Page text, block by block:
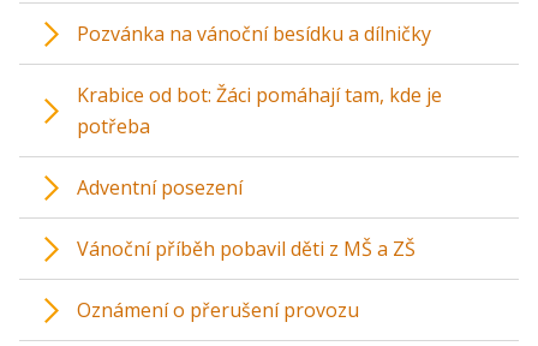
Pozvánka na vánoční besídku a dílničky
Krabice od bot: Žáci pomáhají tam, kde je
potřeba
Adventní posezení
Vánoční příběh pobavil děti z MŠ a ZŠ
Oznámení o přerušení provozu